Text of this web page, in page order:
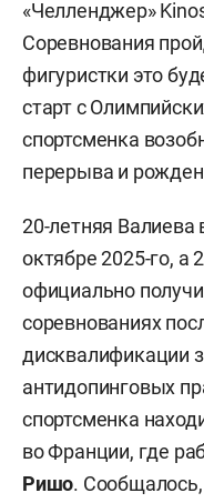
«Челленджер»
Соревнования
фигуристки это
старт с
спортсменка
перерыва и
20-летняя Валиева
октябре 2025-го, а
официально
соревнованиях
дисквалификации
антидопинговых
спортсменка
во Франции, где
Ришо.